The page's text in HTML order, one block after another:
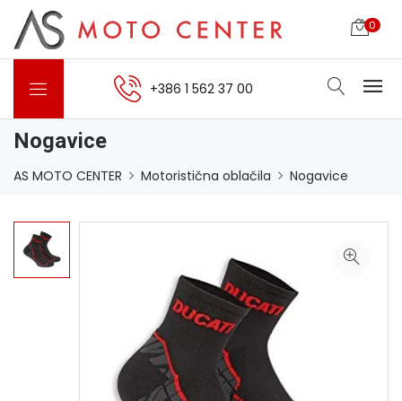
0
+386 1 562 37 00
Nogavice
AS MOTO CENTER Motoristična oblačila Nogavice